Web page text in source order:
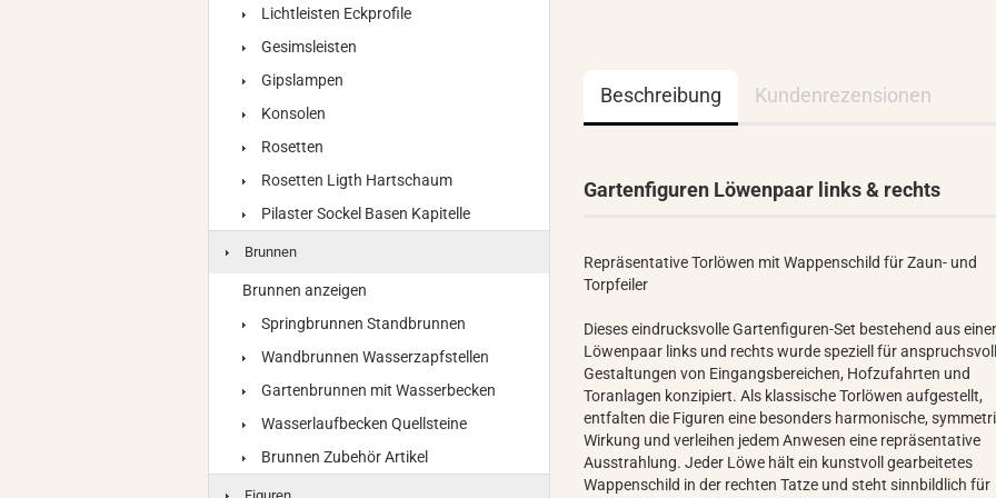
Beschreibung Kundenrezensionen
Gartenfiguren Löwenpaar links & rechts
Repräsentative Torlöwen mit Wappenschild für Zaun- und
Torpfeiler
Dieses eindrucksvolle Gartenfiguren-Set bestehend aus
Löwenpaar links und rechts wurde speziell für
Gestaltungen von Eingangsbereichen, Hofzufahrten und
Toranlagen konzipiert. Als klassische Torlöwen aufgestellt,
entfalten die Figuren eine besonders harmonische,
Wirkung und verleihen jedem Anwesen eine repräsentative
Ausstrahlung. Jeder Löwe hält ein kunstvoll gearbeitetes
Wappenschild in der rechten Tatze und steht sinnbildlich für
Lichtleisten Eckprofile
Gesimsleisten
Gipslampen
Konsolen
Rosetten
Rosetten Ligth Hartschaum
Pilaster Sockel Basen Kapitelle
Brunnen
Brunnen anzeigen
Springbrunnen Standbrunnen
Wandbrunnen Wasserzapfstellen
Gartenbrunnen mit Wasserbecken
Wasserlaufbecken Quellsteine
Brunnen Zubehör Artikel